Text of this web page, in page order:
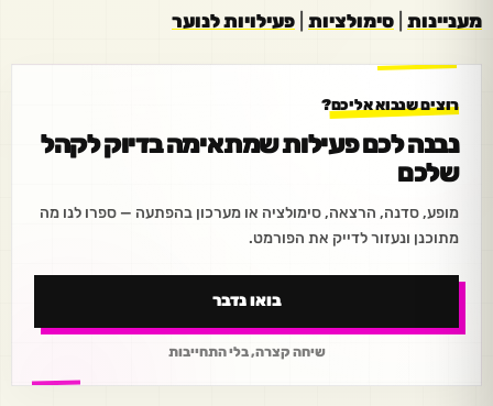
מעניינות סימולציות פעילויות לנוער
רוצים שנבוא אליכם?
נבנה לכם פעילות שמתאימה בדיוק לקהל
שלכם
מופע, סדנה, הרצאה, סימולציה או מערכון בהפתעה — ספרו לנו מה
מתוכנן ונעזור לדייק את הפורמט.
בואו נדבר
שיחה קצרה, בלי התחייבות